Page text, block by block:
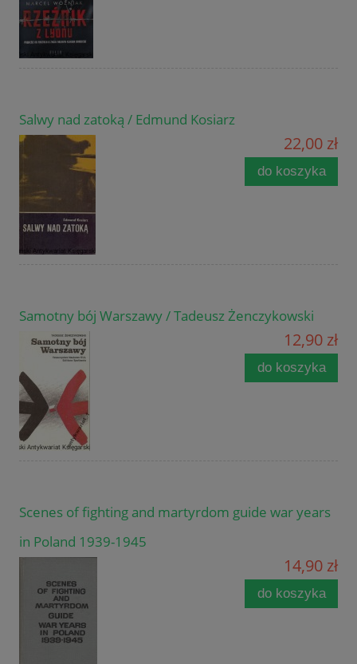
Salwy nad zatoką / Edmund Kosiarz
22,00 zł
do koszyka
Samotny bój Warszawy / Tadeusz Żenczykowski
12,90 zł
do koszyka
Scenes of fighting and martyrdom guide war years
in Poland 1939-1945
14,90 zł
do koszyka